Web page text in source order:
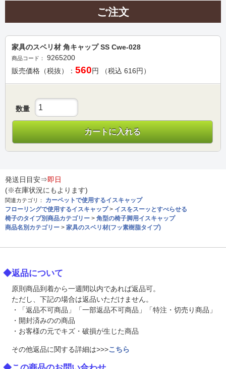
ご注文
家具のスベリ材 角キャップ SS Cwe-028
商品コード：
9265200
販売価格（税抜）： 560円 （税込 616円）
数量
カートに入れる
発送日目安⇒即日
(※在庫状況にもよります)
関連カテゴリ：
カーペットで使用するイスキャップ
フローリングで使用するイスキャップ> イスをスーッとすべらせる
椅子のタイプ別商品カテゴリー > 角型の椅子脚用イスキャップ
商品名別カテゴリー > 家具のスベリ材(フッ素樹脂タイプ)
◆返品について
原則商品到着から一週間以内であれば返品可。
ただし、下記の場合は返品いただけません。
・「返品不可商品」「一部返品不可商品」「特注・切売り商品」
・開封済みのの商品
・お客様の元でキズ・破損が生じた商品
その他返品に関する詳細は>>>こちら